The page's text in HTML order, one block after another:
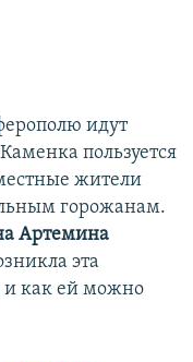
идут
пользуется
жители
горожанам.
Артемина
эта
и как ей можно